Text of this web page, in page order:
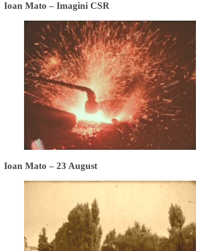
Ioan Mato – Imagini CSR
Ioan Mato – 23 August